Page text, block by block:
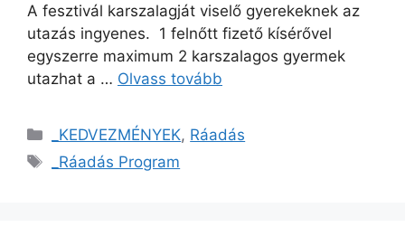
A fesztivál karszalagját viselő gyerekeknek az
utazás ingyenes. 1 felnőtt fizető kísérővel
egyszerre maximum 2 karszalagos gyermek
utazhat a … Olvass tovább
_KEDVEZMÉNYEK, Ráadás
_Ráadás Program